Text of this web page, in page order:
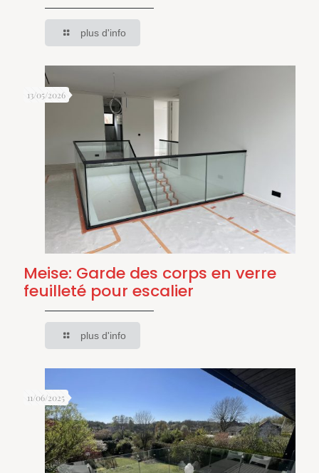
plus d'info
13/05/2026
Meise: Garde des corps en verre
feuilleté pour escalier
plus d'info
11/06/2025